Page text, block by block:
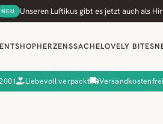
NEU Unseren Luftikus gibt es jetzt auch als
SHOPHERZENSSACHELOVELY BITES
Liebevoll verpackt